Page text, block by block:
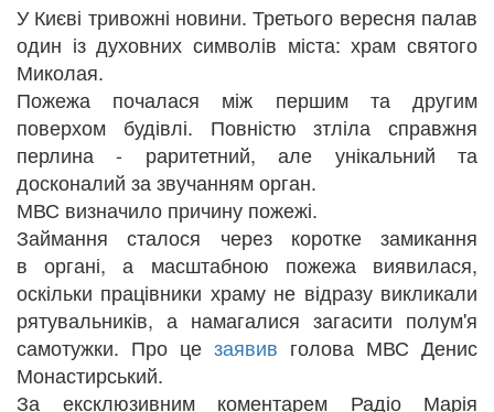
У Києві тривожні новини. Третього вересня палав
один із духовних символів міста: храм святого
Миколая.
Пожежа почалася між першим та другим
поверхом будівлі. Повністю зтліла справжня
перлина - раритетний, але унікальний та
досконалий за звучанням орган.
МВС визначило причину пожежі.
Займання сталося через коротке замикання
в органі, а масштабною пожежа виявилася,
оскільки працівники храму не відразу викликали
рятувальників, а намагалися загасити полум'я
самотужки. Про це заявив голова МВС Денис
Монастирський.
За ексклюзивним коментарем Радіо Марія